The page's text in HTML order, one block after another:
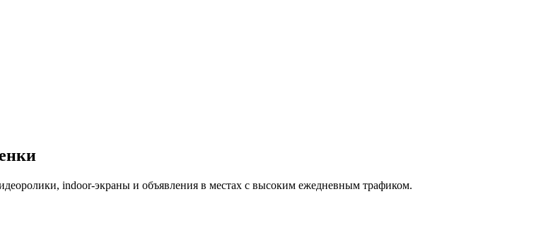
indoor-экраны и объявления в местах с высоким ежедневным трафиком.